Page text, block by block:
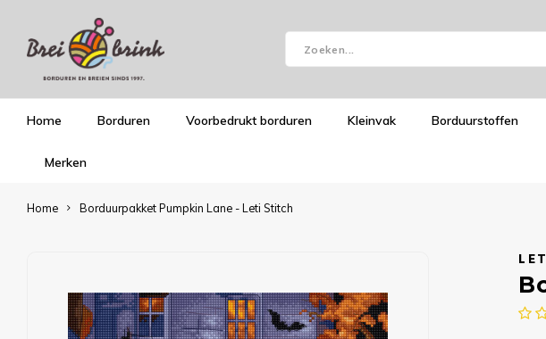
Home Borduren Voorbedrukt borduren Kleinvak Borduurstoffen
Merken
Home Borduurpakket Pumpkin Lane - Leti Stitch